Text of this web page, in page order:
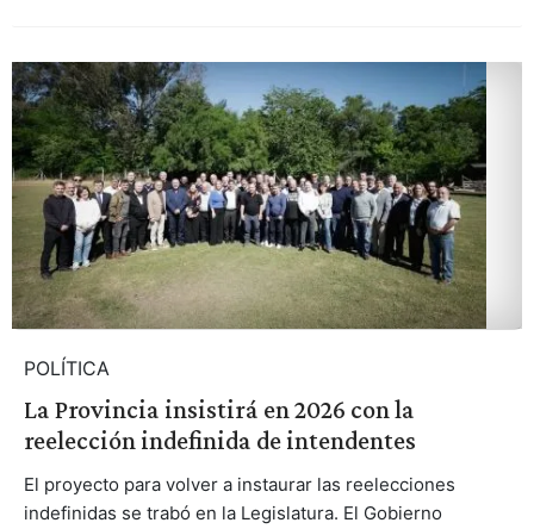
POLÍTICA
La Provincia insistirá en 2026 con la
reelección indefinida de intendentes
El proyecto para volver a instaurar las reelecciones
indefinidas se trabó en la Legislatura. El Gobierno